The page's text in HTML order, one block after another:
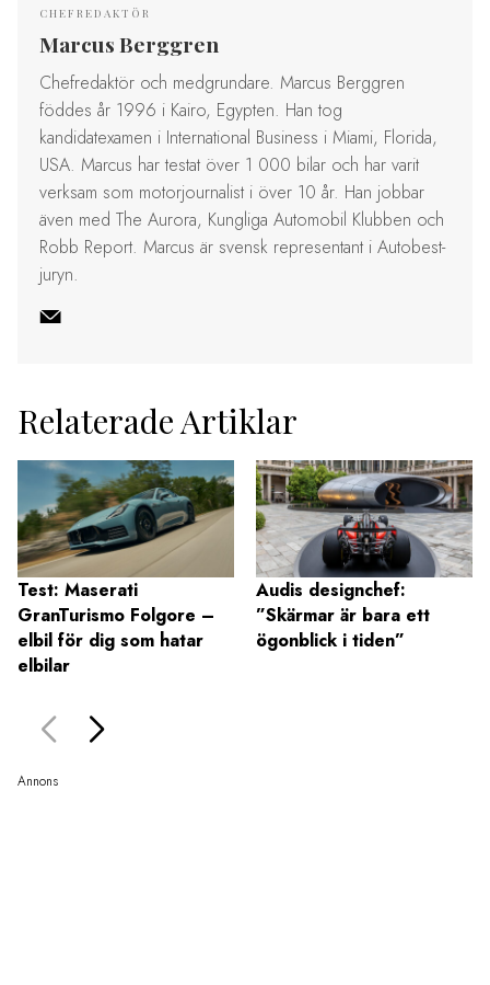
CHEFREDAKTÖR
Marcus Berggren
Chefredaktör och medgrundare. Marcus Berggren
föddes år 1996 i Kairo, Egypten. Han tog
kandidatexamen i International Business i Miami, Florida,
USA. Marcus har testat över 1 000 bilar och har varit
verksam som motorjournalist i över 10 år. Han jobbar
även med The Aurora, Kungliga Automobil Klubben och
Robb Report. Marcus är svensk representant i Autobest-
juryn.
Relaterade Artiklar
Test: Maserati
GranTurismo Folgore –
elbil för dig som hatar
elbilar
Audis designchef:
”Skärmar är bara ett
ögonblick i tiden”
Annons